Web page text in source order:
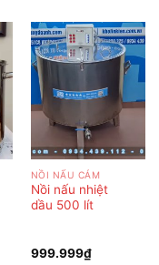
NỒI NẤU CÁM
Nồi nấu nhiệt
dầu 500 lít
999.999₫